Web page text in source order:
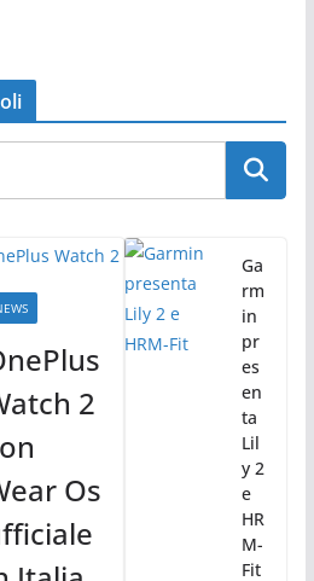
2
Os
Ga
rm
in
pr
es
en
ta
Lil
y 2
e
HR
M-
Fit